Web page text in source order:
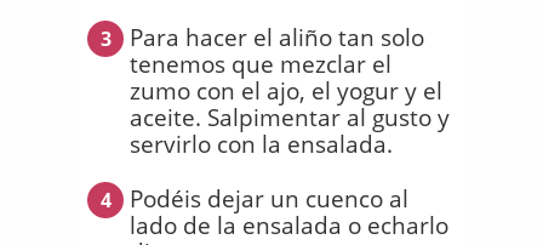
3
Para hacer el aliño tan solo
tenemos que mezclar el
zumo con el ajo, el yogur y el
aceite. Salpimentar al gusto y
servirlo con la ensalada.
4
Podéis dejar un cuenco al
lado de la ensalada o echarlo